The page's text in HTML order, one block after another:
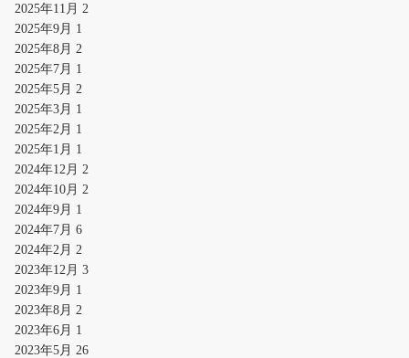
2025年11月 2
2025年9月 1
2025年8月 2
2025年7月 1
2025年5月 2
2025年3月 1
2025年2月 1
2025年1月 1
2024年12月 2
2024年10月 2
2024年9月 1
2024年7月 6
2024年2月 2
2023年12月 3
2023年9月 1
2023年8月 2
2023年6月 1
2023年5月 26